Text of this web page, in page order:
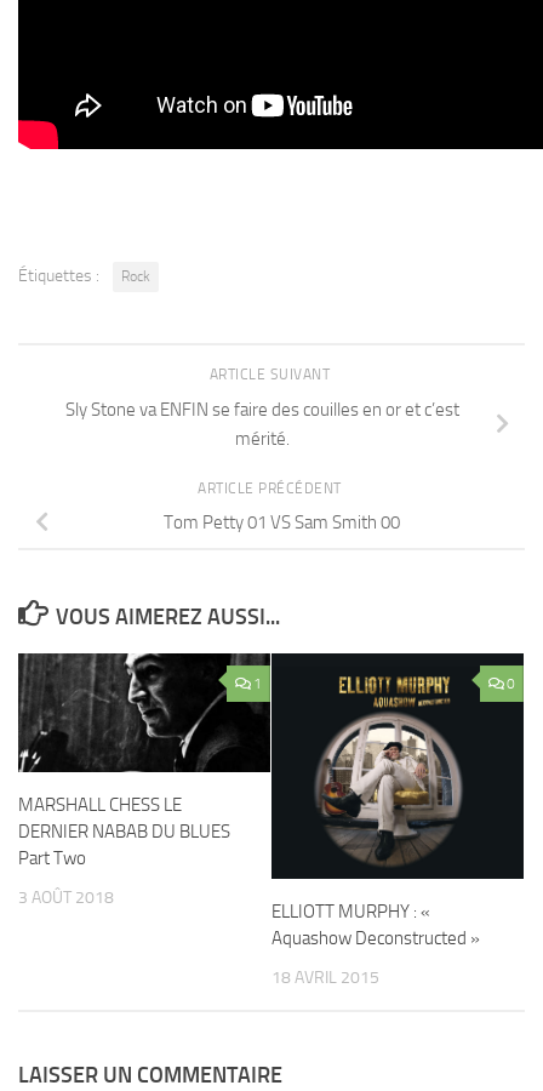
Étiquettes : Rock
ARTICLE SUIVANT
Sly Stone va ENFIN se faire des couilles en or et c’est
mérité.
ARTICLE PRÉCÉDENT
Tom Petty 01 VS Sam Smith 00
VOUS AIMEREZ AUSSI...
1
MARSHALL CHESS LE
DERNIER NABAB DU BLUES
Part Two
3 AOÛT 2018
0
ELLIOTT MURPHY : «
Aquashow Deconstructed »
18 AVRIL 2015
LAISSER UN COMMENTAIRE